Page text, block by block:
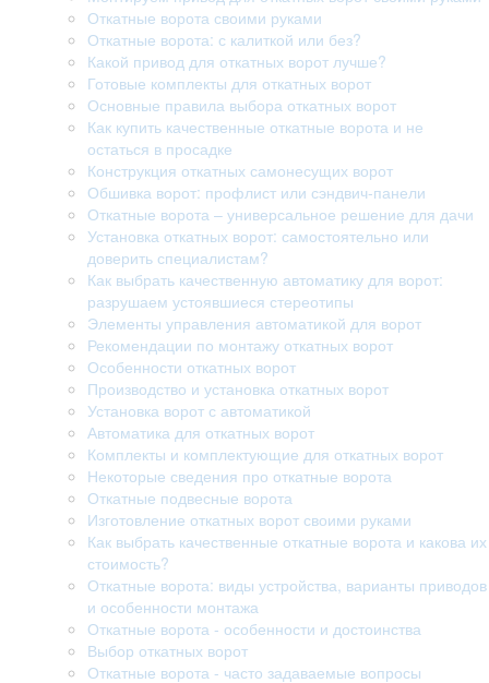
Откатные ворота своими руками
Откатные ворота: с калиткой или без?
Какой привод для откатных ворот лучше?
Готовые комплекты для откатных ворот
Основные правила выбора откатных ворот
Как купить качественные откатные ворота и не
остаться в просадке
Конструкция откатных самонесущих ворот
Обшивка ворот: профлист или сэндвич-панели
Откатные ворота – универсальное решение для дачи
Установка откатных ворот: самостоятельно или
доверить специалистам?
Как выбрать качественную автоматику для ворот:
разрушаем устоявшиеся стереотипы
Элементы управления автоматикой для ворот
Рекомендации по монтажу откатных ворот
Особенности откатных ворот
Производство и установка откатных ворот
Установка ворот с автоматикой
Автоматика для откатных ворот
Комплекты и комплектующие для откатных ворот
Некоторые сведения про откатные ворота
Откатные подвесные ворота
Изготовление откатных ворот своими руками
Как выбрать качественные откатные ворота и какова их
стоимость?
Откатные ворота: виды устройства, варианты приводов
и особенности монтажа
Откатные ворота - особенности и достоинства
Выбор откатных ворот
Откатные ворота - часто задаваемые вопросы